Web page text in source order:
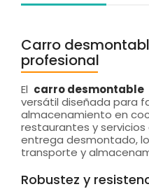
Carro
profesional
El carro desmontable
versátil diseñada para
almacenamiento en
restaurantes y
entrega desmontado,
transporte y
Robustez y